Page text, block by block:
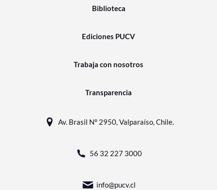
Biblioteca
Ediciones PUCV
Trabaja con nosotros
Transparencia
Av. Brasil N° 2950, Valparaíso, Chile.
56 32 227 3000
info@pucv.cl